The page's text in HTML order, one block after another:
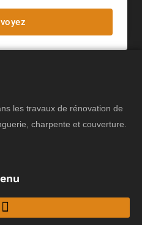
les travaux de rénovation de
charpente et couverture.